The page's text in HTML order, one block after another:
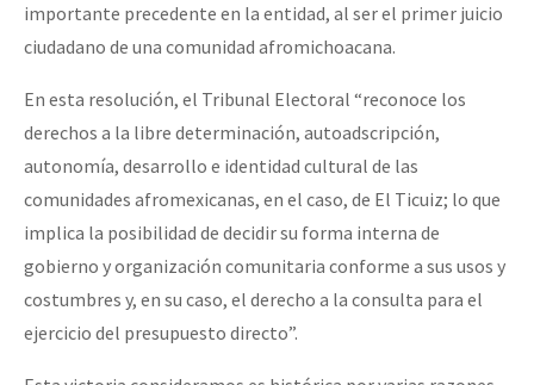
importante precedente en la entidad, al ser el primer juicio
ciudadano de una comunidad afromichoacana.
En esta resolución, el Tribunal Electoral “reconoce los
derechos a la libre determinación, autoadscripción,
autonomía, desarrollo e identidad cultural de las
comunidades afromexicanas, en el caso, de El Ticuiz; lo que
implica la posibilidad de decidir su forma interna de
gobierno y organización comunitaria conforme a sus usos y
costumbres y, en su caso, el derecho a la consulta para el
ejercicio del presupuesto directo”.